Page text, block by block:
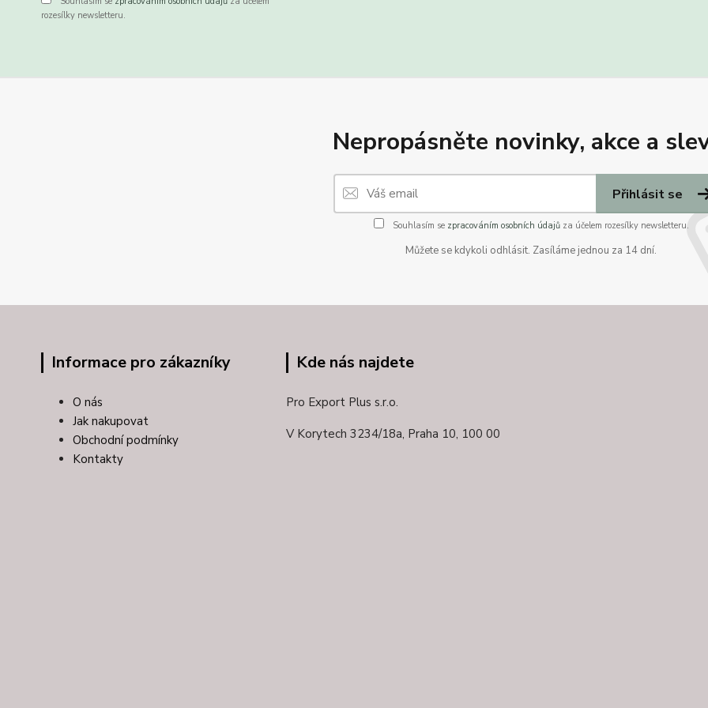
rozesílky newsletteru.
Nepropásněte novinky, akce a
Přihlásit se
Souhlasím se zpracováním osobních údajůza účelem rozesílky newsletteru.
Můžete se kdykoli odhlásit. Zasíláme jednou za 14 dní.
Informace pro zákazníky
O nás
Jak nakupovat
Obchodní podmínky
Kontakty
Kde nás najdete
Pro Export Plus s.r.o.
V Korytech 3234/18a, Praha 10, 100 00